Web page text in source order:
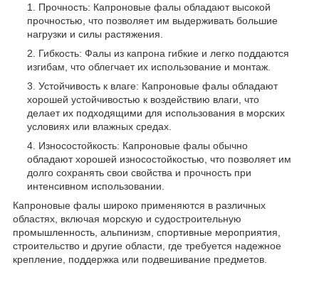
Прочность: Капроновые фалы обладают высокой
прочностью, что позволяет им выдерживать большие
нагрузки и силы растяжения.
Гибкость: Фалы из капрона гибкие и легко поддаются
изгибам, что облегчает их использование и монтаж.
Устойчивость к влаге: Капроновые фалы обладают
хорошей устойчивостью к воздействию влаги, что
делает их подходящими для использования в морских
условиях или влажных средах.
Износостойкость: Капроновые фалы обычно
обладают хорошей износостойкостью, что позволяет им
долго сохранять свои свойства и прочность при
интенсивном использовании.
Капроновые фалы широко применяются в различных
областях, включая морскую и судостроительную
промышленность, альпинизм, спортивные мероприятия,
строительство и другие области, где требуется надежное
крепление, поддержка или подвешивание предметов.